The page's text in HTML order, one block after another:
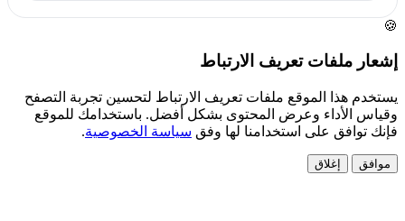
🍪
إشعار ملفات تعريف الارتباط
يستخدم هذا الموقع ملفات تعريف الارتباط لتحسين تجربة التصفح
وقياس الأداء وعرض المحتوى بشكل أفضل. باستخدامك للموقع
فإنك توافق على استخدامنا لها وفق سياسة الخصوصية.
موافق إغلاق